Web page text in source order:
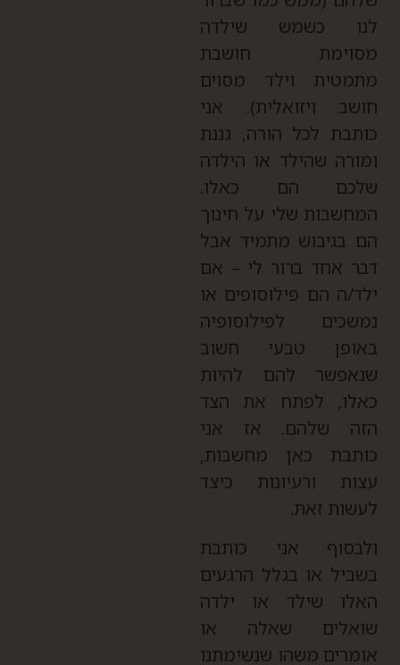
כשמש שילדה
חושבת
וילד מסוים
ויזואלית). אני
לכל הורה, גננת
שהילד או הילדה
הם כאלו.
שלי על חינוך
בגיבוש מתמיד אבל
אחד ברור לי – אם
ה הם פילוסופים או
לפילוסופיה
טבעי חשוב
להם להיות
לפתח את הצד
שלהם. אז אני
כאן מחשבות,
ורעיונות כיצד
זאת.
אני כותבת
או בגלל הרגעים
שילד או ילדה
שאלה או
משהו שנשימתנו